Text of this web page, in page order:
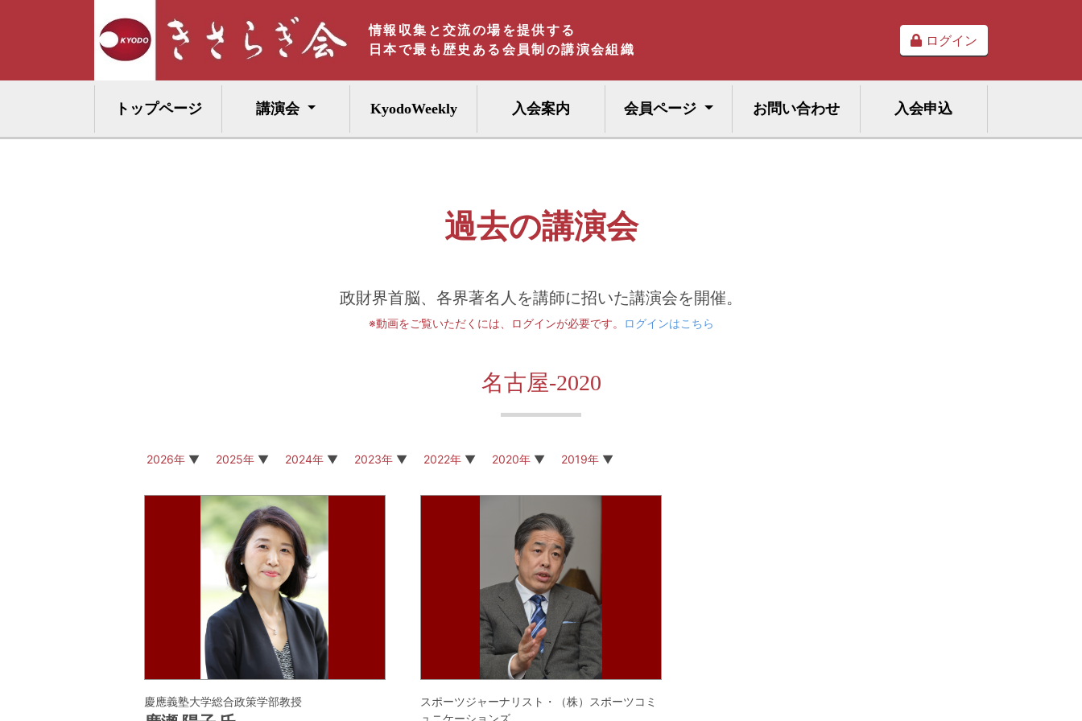
情報収集と交流の場を提供する
日本で最も歴史ある会員制の講演会組織
ログイン
トップページ 講演会 KyodoWeekly 入会案内 会員ページ お問い合わせ 入会申込
過去の講演会
政財界首脳、各界著名人を講師に招いた講演会を開催。
※動画をご覧いただくには、ログインが必要です。 ログインはこちら
名古屋-2020
2026年 2025年 2024年 2023年 2022年 2020年 2019年
慶應義塾大学総合政策学部教授
スポーツジャーナリスト・（株）スポーツコミ
ュニケーションズ